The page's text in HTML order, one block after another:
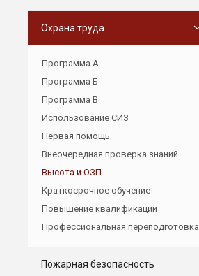
Охрана труда
Программа А
Программа Б
Программа В
Использование СИЗ
Первая помощь
Внеочередная проверка знаний
Высота и ОЗП
Краткосрочное обучение
Повышение квалификации
Профессиональная переподготовка
Пожарная безопасность